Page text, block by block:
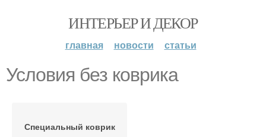
ИНТЕРЬЕР И ДЕКОР
главная новости статьи
Условия без коврика
Специальный коврик